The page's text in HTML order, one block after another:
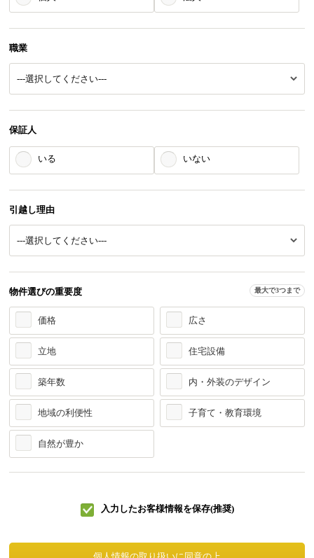
職業
保証人
いる いない
引越し理由
物件選びの重要度 最大で3つまで
価格 広さ
立地 住宅設備
築年数 内・外装のデザイン
地域の利便性 子育て・教育環境
自然が豊か
入力したお客様情報を保存(推奨)